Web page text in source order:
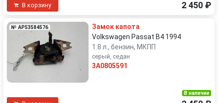
В корзину 2 450 ₽
№ AP53584576
Замок капота
Volkswagen Passat B4 1994
1.8 л., бензин, МКПП
серый, седан
3A0805591
В наличии